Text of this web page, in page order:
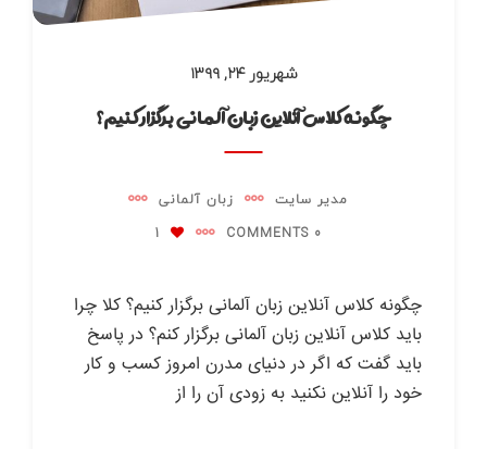
شهریور ۲۴, ۱۳۹۹
چگونه کلاس آنلاین زبان آلمانی برگزار کنیم؟
مدیر سایت
زبان آلمانی
0 COMMENTS
1
چگونه کلاس آنلاین زبان آلمانی برگزار کنیم؟ کلا چرا
باید کلاس آنلاین زبان آلمانی برگزار کنم؟ در پاسخ
باید گفت که اگر در دنیای مدرن امروز کسب و کار
خود را آنلاین نکنید به زودی آن را از